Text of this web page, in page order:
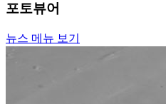
포토뷰어
뉴스 메뉴 보기